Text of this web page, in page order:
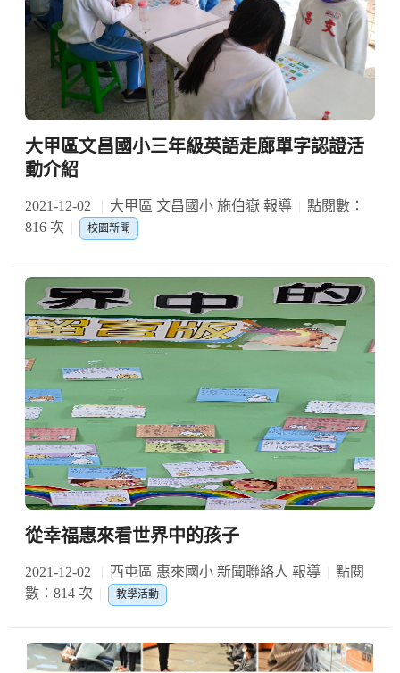
大甲區文昌國小三年級英語走廊單字認證活
動介紹
2021-12-02 大甲區 文昌國小 施伯嶽 報導
點閱數：
816 次
校園新聞
從幸福惠來看世界中的孩子
2021-12-02 西屯區 惠來國小 新聞聯絡人 報導
點閱
數：814 次
教學活動